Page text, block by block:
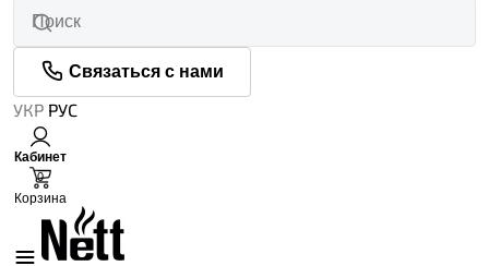
Связаться с нами
УКР РУС
Кабинет
0
Корзина